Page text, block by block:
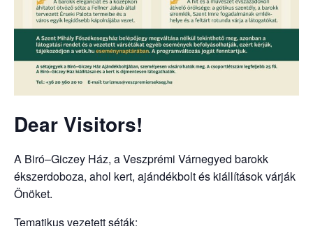
Dear Visitors!
A Biró–Giczey Ház, a Veszprémi Várnegyed barokk
ékszerdoboza, ahol kert, ajándékbolt és kiállítások várják
Önöket.
Tematikus vezetett séták: